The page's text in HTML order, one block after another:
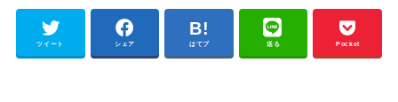
ツイート シェア はてブ 送る Pocket